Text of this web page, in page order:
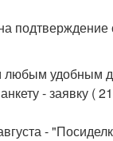
любым удобным
- заявку (
-